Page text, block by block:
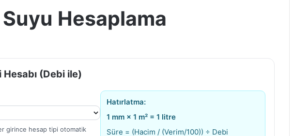
Hesaplama
Hesabı (Debi ile)
girince hesap tipi otomatik
Hatırlatma:
1 mm × 1 m² = 1 litre
Süre = (Hacim / (Verim/100)) ÷ Debi